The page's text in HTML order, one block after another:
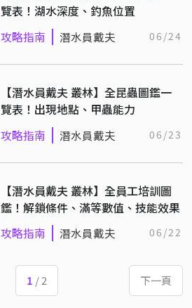
覽表！湖水深度、釣魚位置
攻略指南 潛水員戴夫 06/24
【潛水員戴夫 叢林】全昆蟲圖鑑一
覽表！出現地點、甲蟲能力
攻略指南 潛水員戴夫 06/23
【潛水員戴夫 叢林】全員工培訓圖
鑑！解鎖條件、滿等數值、技能效果
攻略指南 潛水員戴夫 06/22
1 / 2 下一頁